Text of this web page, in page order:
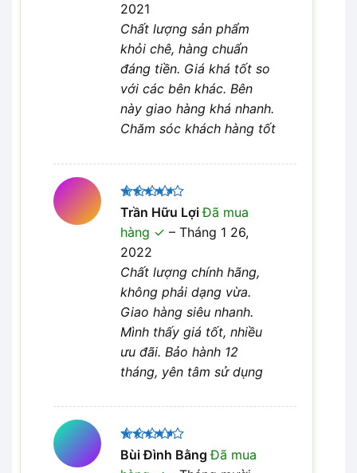
2021
Chất lượng sản phẩm
khỏi chê, hàng chuẩn
đáng tiền. Giá khá tốt so
với các bên khác. Bên
này giao hàng khá nhanh.
Chăm sóc khách hàng tốt
Được
xếp hạng
45 sao
Trần Hữu LợiĐã mua
hàng
– Tháng 1 26,
2022
Chất lượng chính hãng,
không phải dạng vừa.
Giao hàng siêu nhanh.
Mình thấy giá tốt, nhiều
ưu đãi. Bảo hành 12
tháng, yên tâm sử dụng
Được
Bùi Đình BằngĐã mua